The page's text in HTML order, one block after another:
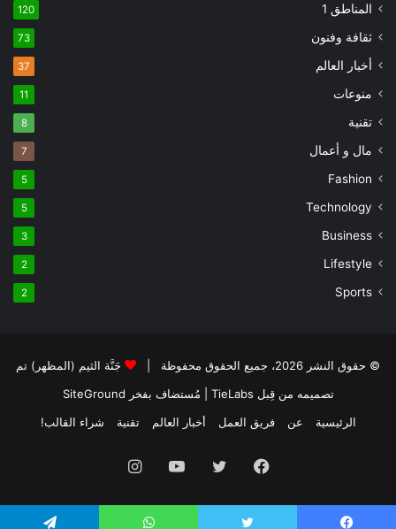
المناطق 1 120
ثقافة وفنون 73
أخبار العالم 37
منوعات 11
تقنية 8
مال و أعمال 7
Fashion
5
Technology
5
Business
3
Lifestyle
2
Sports
2
© حقوق النشر 2026، جميع الحقوق محفوظة |
جَنَّة الثيم (المظهر) تم
تصميمه من قِبل TieLabs
| مُستضاف بفخر SiteGround
الرئيسية
عن فريق العمل أخبار العالم تقنية شراء القالب!
فيسبوك تويتر يوتيوب